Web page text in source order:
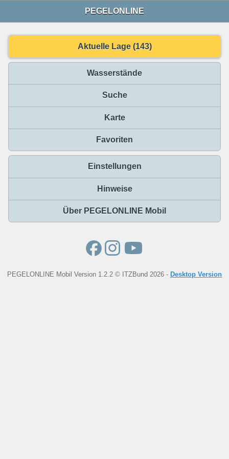
PEGELONLINE
Aktuelle Lage (143)
Wasserstände
Suche
Karte
Favoriten
Einstellungen
Hinweise
Über PEGELONLINE Mobil
PEGELONLINE Mobil Version 1.2.2 © ITZBund 2026 - Desktop Version